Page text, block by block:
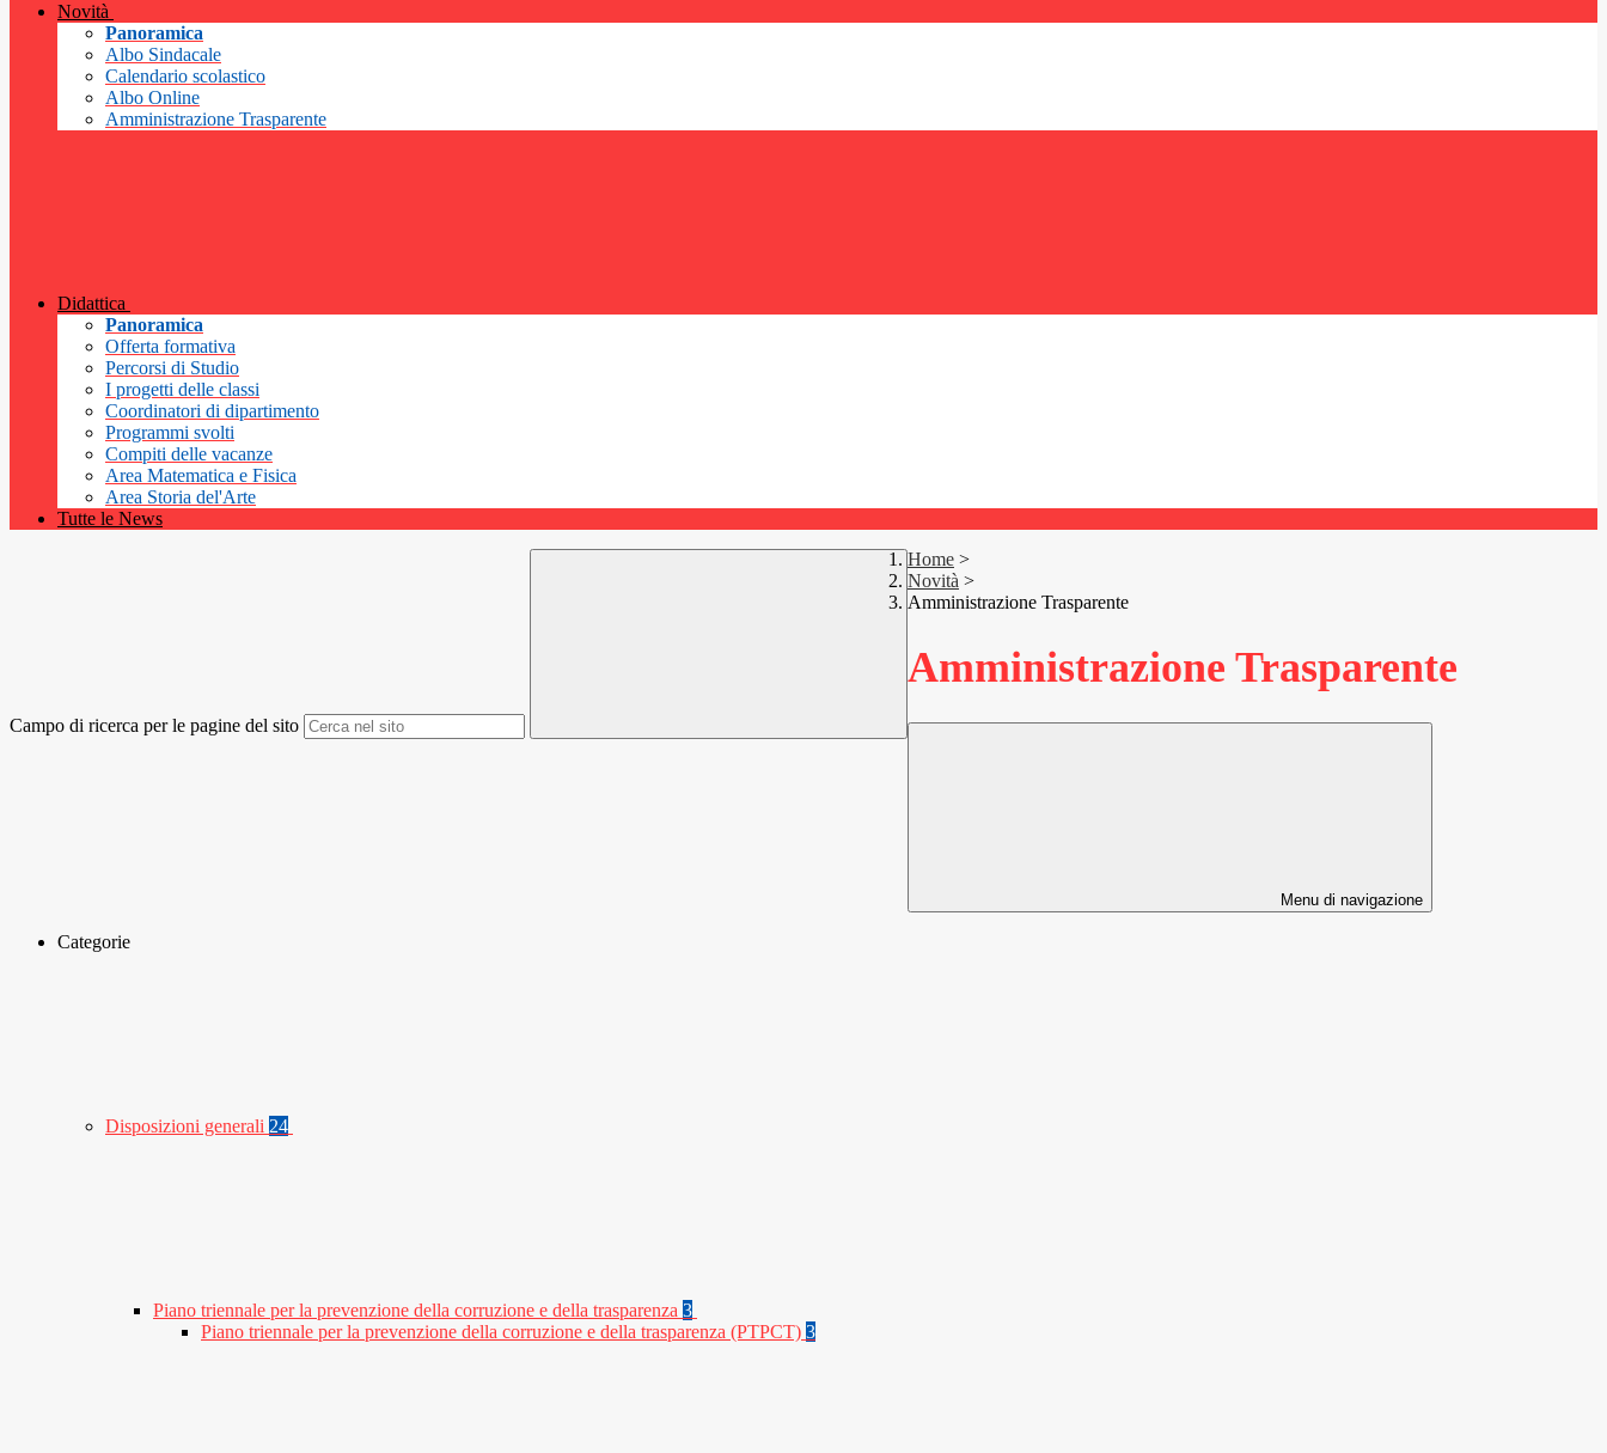
Novità
Panoramica
Albo Sindacale
Calendario scolastico
Albo Online
Amministrazione Trasparente
Didattica
Panoramica
Offerta formativa
Percorsi di Studio
I progetti delle classi
Coordinatori di dipartimento
Programmi svolti
Compiti delle vacanze
Area Matematica e Fisica
Area Storia del'Arte
Tutte le News
Campo di ricerca per le pagine del sito
Home >
Novità >
Amministrazione Trasparente
Amministrazione Trasparente
Menu di navigazione
Categorie
Disposizioni generali 24
Piano triennale per la prevenzione della corruzione e della trasparenza 3
Piano triennale per la prevenzione della corruzione e della trasparenza (PTPCT) 3